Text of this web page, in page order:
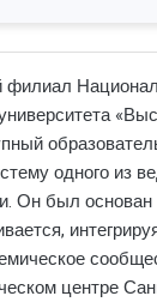
филиал
одного из
Он был основан
центре